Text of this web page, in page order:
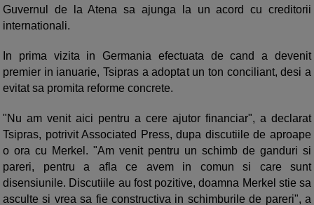
Guvernul de la Atena sa ajunga la un acord cu creditorii
internationali.
In prima vizita in Germania efectuata de cand a devenit
premier in ianuarie, Tsipras a adoptat un ton conciliant, desi a
evitat sa promita reforme concrete.
"Nu am venit aici pentru a cere ajutor financiar", a declarat
Tsipras, potrivit Associated Press, dupa discutiile de aproape
o ora cu Merkel. "Am venit pentru un schimb de ganduri si
pareri, pentru a afla ce avem in comun si care sunt
disensiunile. Discutiile au fost pozitive, doamna Merkel stie sa
asculte si vrea sa fie constructiva in schimburile de pareri", a